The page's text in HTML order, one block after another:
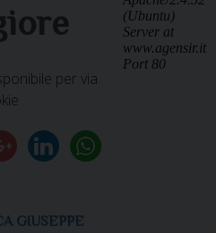
per via
GIUSEPPE